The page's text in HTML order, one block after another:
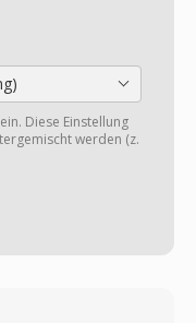
Diese Einstellung
werden (z.